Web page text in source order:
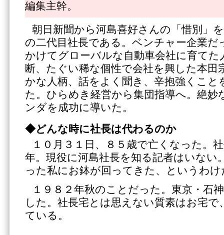
編集主幹。
朝日新聞から河島喜好さんの「惜別」
の二代目社長である。ベンチャー企業だ
かけてグローバルな自動車会社に育て
断、たぐい稀な個性で会社を興した本田
かな人柄、話をよく聞き、辛抱強くこと
た。ひらめき経営から集団指導へ。絶
ンダを成功に導いた。
◆どんな時に社長は代わるのか
１０月３１日、８５歳で亡くなった。
年。現役に河島社長を知る記者はいない
った私にお鉢が回ってきた、というわけ
１９８２年秋のことだった。東京・石
した。社長宅とは思えない質素はお宅で
ている。